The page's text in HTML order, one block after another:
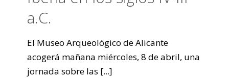
a.C.
El Museo Arqueológico de Alicante
acogerá mañana miércoles, 8 de abril, una
jornada sobre las [...]